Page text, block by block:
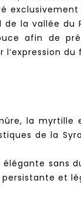
de la vallée du
afin de
du
la myrtille
de la
sans
et